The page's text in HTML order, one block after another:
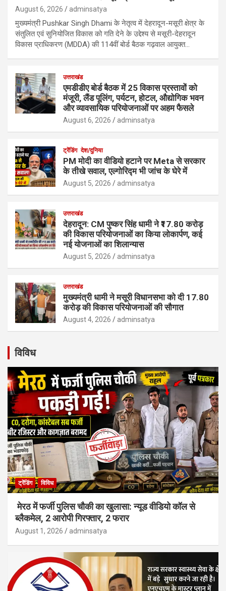
August 6, 2026 adminsatya
मुख्यमंत्री Pushkar Singh Dhami के नेतृत्व में देहरादून-मसूरी क्षेत्र के
संतुलित एवं सुनियोजित विकास को गति देने के उद्देश्य से मसूरी-देहरादून
विकास प्राधिकरण (MDDA) की 114वीं बोर्ड बैठक गढ़वाल आयुक्त…
उत्तराखंड
एमडीडीए बोर्ड बैठक में 25 विकास प्रस्तावों को
मंजूरी, लैंड पूलिंग, पर्यटन, होटल, औद्योगिक भवन
और व्यावसायिक परियोजनाओं पर अहम फैसले
August 6, 2026 adminsatya
ट्रेंडिंग देश/दुनिया
PM मोदी का वीडियो हटाने पर Meta से सरकार
के तीखे सवाल, एल्गोरिद्म भी जांच के घेरे में
August 5, 2026 adminsatya
उत्तराखंड
देहरादून: CM पुष्कर सिंह धामी ने ₹17.80 करोड़
की विकास परियोजनाओं का किया लोकार्पण, कई
नई योजनाओं का शिलान्यास
August 5, 2026 adminsatya
उत्तराखंड
मुख्यमंत्री धामी ने मसूरी विधानसभा को दी 17.80
करोड़ की विकास परियोजनाओं की सौगात
August 4, 2026 adminsatya
विविध
ट्रेंडिंग विविध
मेरठ में फर्जी पुलिस चौकी का खुलासा: न्यूड वीडियो कॉल से
ब्लैकमेल, 2 आरोपी गिरफ्तार, 2 फरार
August 1, 2026 adminsatya